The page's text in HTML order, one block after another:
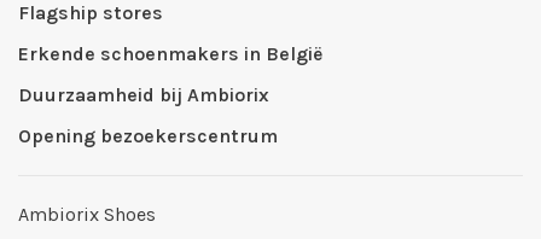
Flagship stores
Erkende schoenmakers in België
Duurzaamheid bij Ambiorix
Opening bezoekerscentrum
Ambiorix Shoes